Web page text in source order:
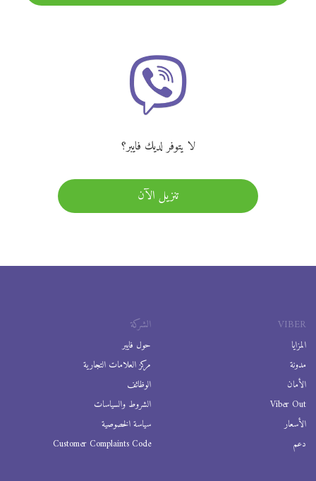
لا يتوفر لديك فايبر؟
تنزيل الآن
VIBER
المزايا
مدونة
الأمان
Viber Out
الأسعار
دعم
الشركة
حول فايبر
مركز العلامات التجارية
الوظائف
الشروط والسياسات
سياسة الخصوصية
Customer Complaints Code